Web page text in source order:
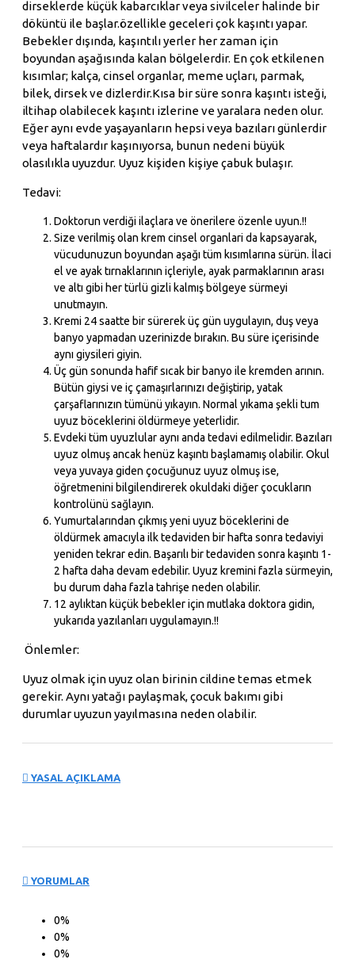
dirseklerde küçük kabarcıklar veya sivilceler halinde bir
döküntü ile başlar.özellikle geceleri çok kaşıntı yapar.
Bebekler dışında, kaşıntılı yerler her zaman için
boyundan aşağısında kalan bölgelerdir. En çok etkilenen
kısımlar; kalça, cinsel organlar, meme uçları, parmak,
bilek, dirsek ve dizlerdir.Kısa bir süre sonra kaşıntı isteği,
iltihap olabilecek kaşıntı izlerine ve yaralara neden olur.
Eğer aynı evde yaşayanların hepsi veya bazıları günlerdir
veya haftalardır kaşınıyorsa, bunun nedeni büyük
olasılıkla uyuzdur. Uyuz kişiden kişiye çabuk bulaşır.
Tedavi:
Doktorun verdiği ilaçlara ve önerilere özenle uyun.!!
Size verilmiş olan krem cinsel organlari da kapsayarak,
vücudunuzun boyundan aşağı tüm kısımlarına sürün. İlaci
el ve ayak tırnaklarının içleriyle, ayak parmaklarının arası
ve altı gibi her türlü gizli kalmış bölgeye sürmeyi
unutmayın.
Kremi 24 saatte bir sürerek üç gün uygulayın, duş veya
banyo yapmadan uzerinizde bırakın. Bu süre içerisinde
aynı giysileri giyin.
Üç gün sonunda hafif sıcak bir banyo ile kremden arının.
Bütün giysi ve iç çamaşırlarınızı değiştirip, yatak
çarşaflarınızın tümünü yıkayın. Normal yıkama şekli tum
uyuz böceklerini öldürmeye yeterlidir.
Evdeki tüm uyuzlular aynı anda tedavi edilmelidir. Bazıları
uyuz olmuş ancak henüz kaşıntı başlamamış olabilir. Okul
veya yuvaya giden çocuğunuz uyuz olmuş ise,
öğretmenini bilgilendirerek okuldaki diğer çocukların
kontrolünü sağlayın.
Yumurtalarından çıkmış yeni uyuz böceklerini de
öldürmek amacıyla ilk tedaviden bir hafta sonra tedaviyi
yeniden tekrar edin. Başarılı bir tedaviden sonra kaşıntı 1-
2 hafta daha devam edebilir. Uyuz kremini fazla sürmeyin,
bu durum daha fazla tahrişe neden olabilir.
12 aylıktan küçük bebekler için mutlaka doktora gidin,
yukarıda yazılanları uygulamayın.!!
Önlemler:
Uyuz olmak için uyuz olan birinin cildine temas etmek
gerekir. Aynı yatağı paylaşmak, çocuk bakımı gibi
durumlar uyuzun yayılmasına neden olabilir.
YASAL AÇIKLAMA
YORUMLAR
0%
0%
0%